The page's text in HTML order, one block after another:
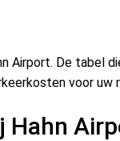
Airport. De tabel
voor
Hahn